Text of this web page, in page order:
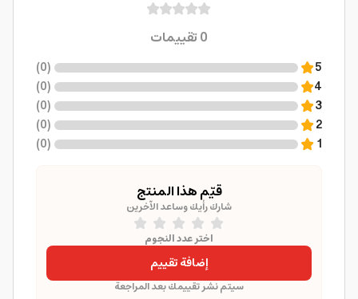
0تقييمات
5
(
0
)
4
(
0
)
3
(
0
)
2
(
0
)
1
(
0
)
قيّم هذا المنتج
شارك رأيك وساعد الآخرين
اختر عدد النجوم
إضافة تقييم
سيتم نشر تقييمك بعد المراجعة